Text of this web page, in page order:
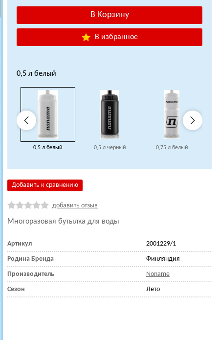
В избранное
0,5 л белый
0,5 л белый 0,5 л черный 0,75 л белый
Добавить к сравнению
добавить отзыв
Многоразовая бутылка для воды
Артикул 2001229/1
Родина Бренда Финляндия
Производитель Noname
Сезон Лето